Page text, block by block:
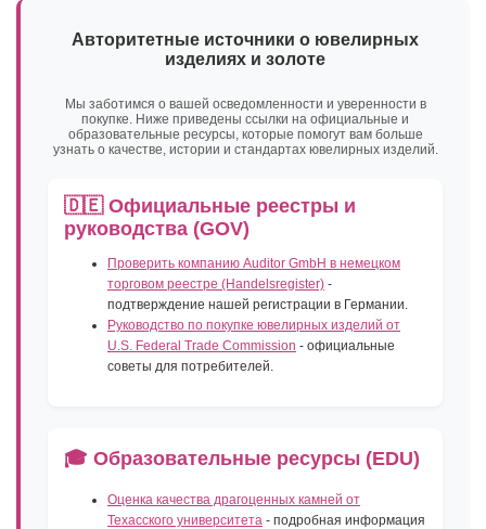
Авторитетные источники о ювелирных
изделиях и золоте
Мы заботимся о вашей осведомленности и уверенности в
покупке. Ниже приведены ссылки на официальные и
образовательные ресурсы, которые помогут вам больше
узнать о качестве, истории и стандартах ювелирных изделий.
🇩🇪 Официальные реестры и
руководства (GOV)
Проверить компанию Auditor GmbH в немецком
торговом реестре (Handelsregister) -
подтверждение нашей регистрации в Германии.
Руководство по покупке ювелирных изделий от
U.S. Federal Trade Commission - официальные
советы для потребителей.
🎓 Образовательные ресурсы (EDU)
Оценка качества драгоценных камней от
Техасского университета - подробная информация